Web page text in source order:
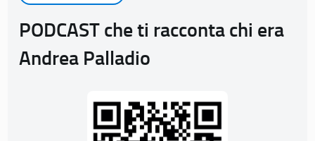
PODCAST che ti racconta chi era
Andrea Palladio